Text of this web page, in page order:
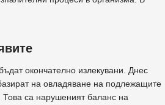
окончателно излекувани. Днес
на овладяване на подлежащите
Това са нарушеният баланс на